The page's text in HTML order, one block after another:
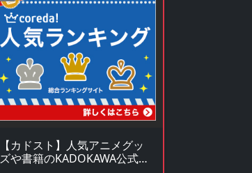
【カドスト】人気アニメグッ
ズや書籍のKADOKAWA公式オ